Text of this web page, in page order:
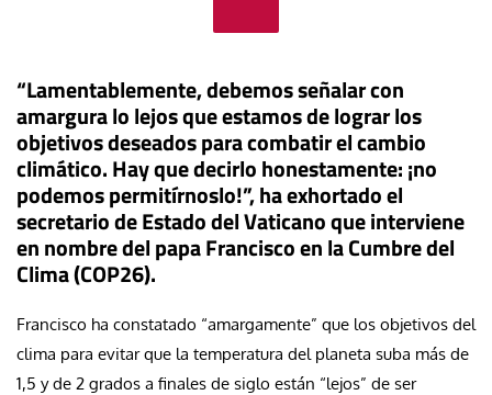
“Lamentablemente, debemos señalar con
amargura lo lejos que estamos de lograr los
objetivos deseados para combatir el cambio
climático. Hay que decirlo honestamente: ¡no
podemos permitírnoslo!”, ha exhortado el
secretario de Estado del Vaticano que interviene
en nombre del papa Francisco en la Cumbre del
Clima (COP26).
Francisco ha constatado “amargamente” que los objetivos del
clima para evitar que la temperatura del planeta suba más de
1,5 y de 2 grados a finales de siglo están “lejos” de ser